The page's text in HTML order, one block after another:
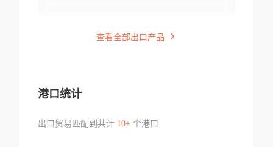
查看全部出口产品
港口统计
出口贸易匹配到共计 10+个港口